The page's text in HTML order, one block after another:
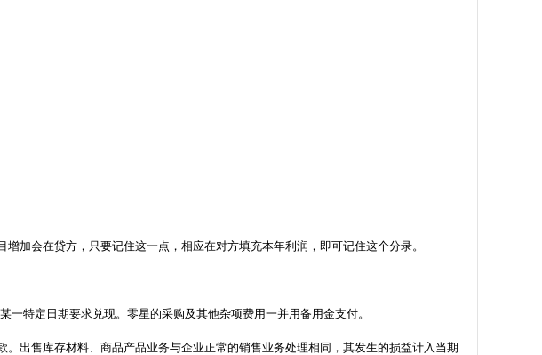
加会在贷方，只要记住这一点，相应在对方填充本年利润，即可记住这个分录。
特定日期要求兑现。零星的采购及其他杂项费用一并用备用金支付。
出售库存材料、商品产品业务与企业正常的销售业务处理相同，其发生的损益计入当期